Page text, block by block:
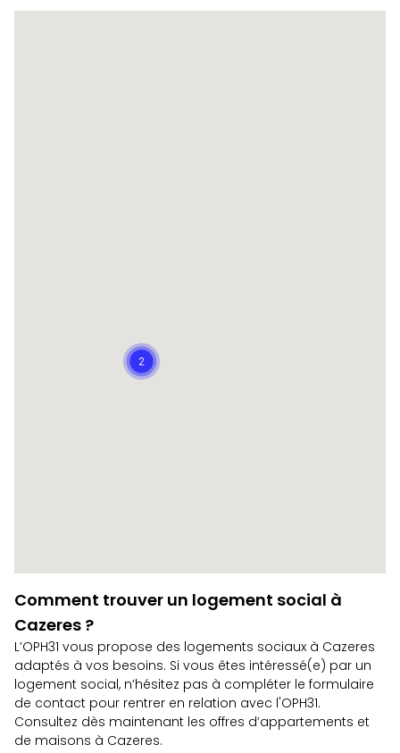
2
Comment trouver un logement social à
Cazeres ?
L’OPH31 vous propose des logements sociaux à Cazeres
adaptés à vos besoins. Si vous êtes intéressé(e) par un
logement social, n’hésitez pas à compléter le formulaire
de contact pour rentrer en relation avec l'OPH31.
Consultez dès maintenant les offres d’appartements et
de maisons à Cazeres.